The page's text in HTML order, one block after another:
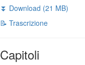
⏬ Download (21 MB)
📝 Trascrizione
Capitoli